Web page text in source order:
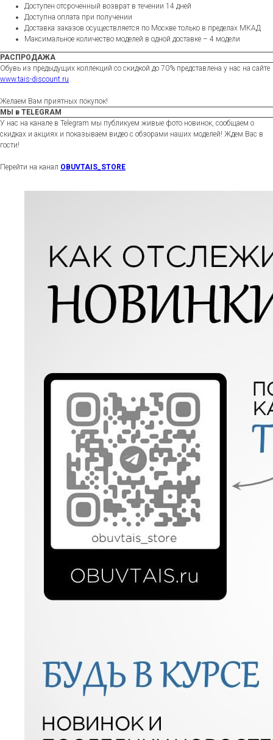
Доступен отсроченный возврат в течении 14 дней
Доступна оплата при получении
Доставка заказов осуществляется по Москве только в пределах МКАД
Максимальное количество моделей в одной доставке – 4 модели
РАСПРОДАЖА
Обувь из предыдущих коллекций со скидкой до 70% представлена у нас на сайте
www.tais-discount.ru
Желаем Вам приятных покупок!
МЫ в TELEGRAM
У нас на канале в Telegram мы публикуем живые фото новинок, сообщаем о
скидках и акциях и показываем видео с обзорами наших моделей! Ждем Вас в
гости!
Перейти на канал OBUVTAIS_STORE